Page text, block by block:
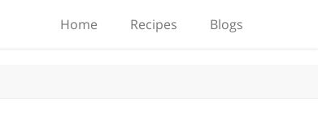
Home Recipes Blogs